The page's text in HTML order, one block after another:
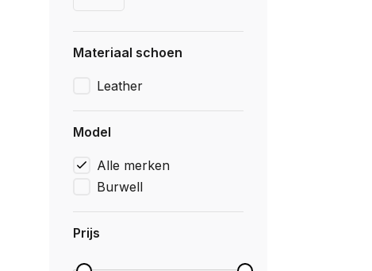
Materiaal schoen
Leather
Model
Alle merken
Burwell
Prijs